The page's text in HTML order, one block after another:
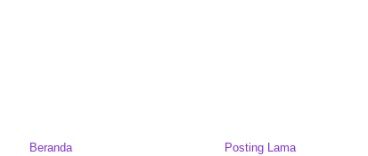
Posting Lama
Beranda